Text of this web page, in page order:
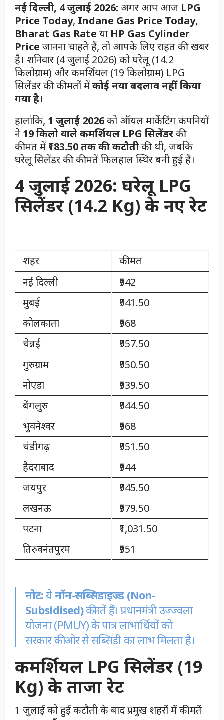
नई दिल्ली, 4 जुलाई 2026: अगर आप आज LPG
Price Today, Indane Gas Price Today,
Bharat Gas Rate या HP Gas Cylinder
Price जानना चाहते हैं, तो आपके लिए राहत की खबर
है। शनिवार (4 जुलाई 2026) को घरेलू (14.2
किलोग्राम) और कमर्शियल (19 किलोग्राम) LPG
सिलेंडर की कीमतों मेंकोई नया बदलाव नहीं किया
गया है।
हालांकि, 1 जुलाई 2026को ऑयल मार्केटिंग कंपनियों
ने 19 किलो वाले कमर्शियल LPG सिलेंडरकी
कीमत में ₹183.50 तक की कटौतीकी थी, जबकि
घरेलू सिलेंडर की कीमतें फिलहाल स्थिर बनी हुई हैं।
4 जुलाई 2026: घरेलू LPG
सिलेंडर (14.2 Kg) के नए रेट
शहर
कीमत
नई दिल्ली
₹942
मुंबई
₹941.50
कोलकाता
₹968
चेन्नई
₹957.50
गुरुग्राम
₹950.50
नोएडा
₹939.50
बेंगलुरु
₹944.50
भुवनेश्वर
₹968
चंडीगढ़
₹951.50
हैदराबाद
₹944
जयपुर
₹945.50
लखनऊ
₹979.50
पटना
₹1,031.50
तिरुवनंतपुरम
₹951
नोट:येनॉन-सब्सिडाइज्ड (Non-
Subsidised)कीमतें हैं। प्रधानमंत्री उज्ज्वला
योजना (PMUY) के पात्र लाभार्थियों को
सरकार की ओर से सब्सिडी का लाभ मिलता है।
कमर्शियल LPG सिलेंडर (19
Kg) के ताजा रेट
1 जुलाई को हुई कटौती के बाद प्रमुख शहरों में कीमतें